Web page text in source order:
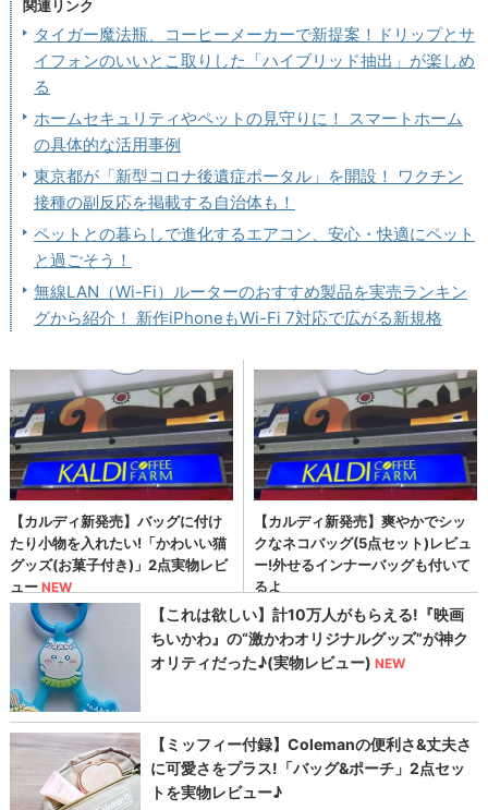
関連リンク
タイガー魔法瓶、コーヒーメーカーで新提案！ドリップとサ
イフォンのいいとこ取りした「ハイブリッド抽出」が楽しめ
る
ホームセキュリティやペットの見守りに！ スマートホーム
の具体的な活用事例
東京都が「新型コロナ後遺症ポータル」を開設！ ワクチン
接種の副反応を掲載する自治体も！
ペットとの暮らしで進化するエアコン、安心・快適にペット
と過ごそう！
無線LAN（Wi-Fi）ルーターのおすすめ製品を実売ランキン
グから紹介！ 新作iPhoneもWi-Fi 7対応で広がる新規格